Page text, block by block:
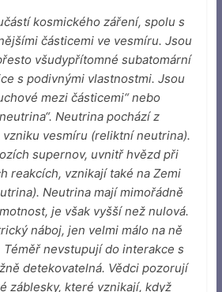
kosmického záření, spolu s
částicemi ve vesmíru. Jsou
všudypřítomné subatomární
s podivnými vlastnostmi. Jsou
mezi částicemi“ nebo
Neutrina pochází z
vesmíru (reliktní neutrina).
supernov, uvnitř hvězd při
reakcích, vznikají také na Zemi
Neutrina mají mimořádně
je však vyšší než nulová.
náboj, jen velmi málo na ně
nevstupují do interakce s
detekovatelná. Vědci pozorují
záblesky, které vznikají, když